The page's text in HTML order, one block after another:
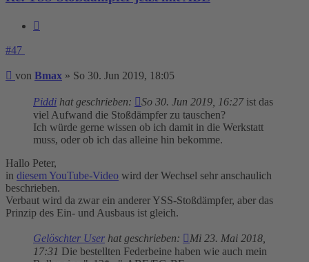
#47
Beitrag
von Bmax » So 30. Jun 2019, 18:05
Piddi hat geschrieben: So 30. Jun 2019, 16:27ist das
viel Aufwand die Stoßdämpfer zu tauschen?
Ich würde gerne wissen ob ich damit in die Werkstatt
muss, oder ob ich das alleine hin bekomme.
Hallo Peter,
in diesem YouTube-Video wird der Wechsel sehr anschaulich
beschrieben.
Verbaut wird da zwar ein anderer YSS-Stoßdämpfer, aber das
Prinzip des Ein- und Ausbaus ist gleich.
Gelöschter User hat geschrieben:
Mi 23. Mai 2018,
17:31 Die bestellten Federbeine haben wie auch mein